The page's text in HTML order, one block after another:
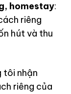
homestay:
riêng
hút và thu
tôi nhận
riêng của